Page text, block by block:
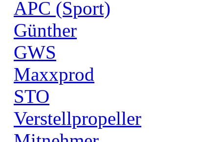
APC (Sport)
Günther
GWS
Maxxprod
STO
Verstellpropeller